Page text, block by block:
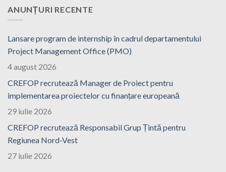
ANUNȚURI RECENTE
Lansare program de internship în cadrul departamentului
Project Management Office (PMO)
4 august 2026
CREFOP recrutează Manager de Proiect pentru
implementarea proiectelor cu finanțare europeană
29 iulie 2026
CREFOP recrutează Responsabil Grup Țintă pentru
Regiunea Nord-Vest
27 iulie 2026